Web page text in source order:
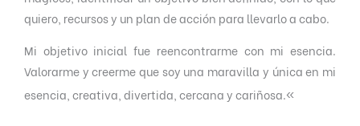
e
o
quiero, recursos y un plan de acción para llevarlo a cabo.
Mi objetivo inicial fue reencontrarme con mi esencia.
Valorarme y creerme que soy una maravilla y única en mi
esencia, creativa, divertida, cercana y cariñosa.«